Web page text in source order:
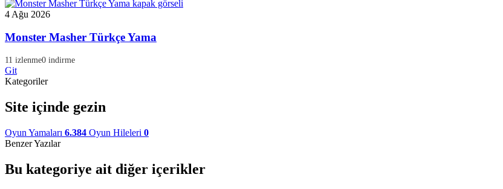
4 Ağu 2026
Monster Masher Türkçe Yama
11 izlenme0 indirme
Git
Kategoriler
Site içinde gezin
Oyun Yamaları 6.384 Oyun Hileleri 0
Benzer Yazılar
Bu kategoriye ait diğer içerikler